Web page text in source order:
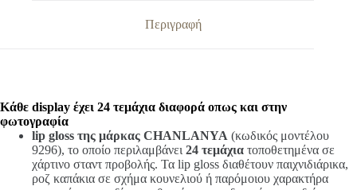
Περιγραφή
Κάθε display έχει 24 τεμάχια διαφορά οπως και στην
φωτογραφία
lip gloss της μάρκας CHANLANYA (κωδικός μοντέλου
9296), το οποίο περιλαμβάνει 24 τεμάχια τοποθετημένα σε
χάρτινο σταντ προβολής. Τα lip gloss διαθέτουν παιχνιδιάρικα,
ροζ καπάκια σε σχήμα κουνελιού ή παρόμοιου χαρακτήρα